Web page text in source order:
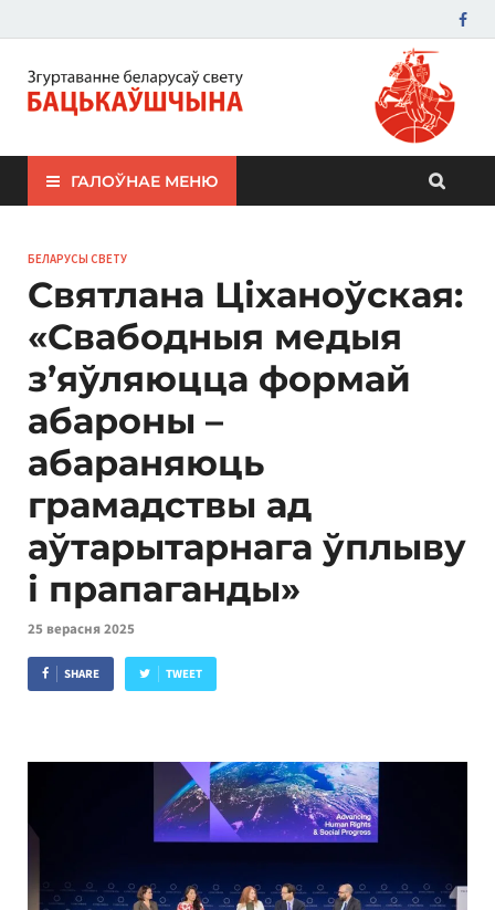
ЗБС "Бацькаўшчына"
ГАЛОЎНАЕ МЕНЮ
БЕЛАРУСЫ СВЕТУ
Святлана Ціханоўская:
«Свабодныя медыя
з’яўляюцца формай
абароны –
абараняюць
грамадствы ад
аўтарытарнага ўплыву
і прапаганды»
25 верасня 2025
SHARE TWEET